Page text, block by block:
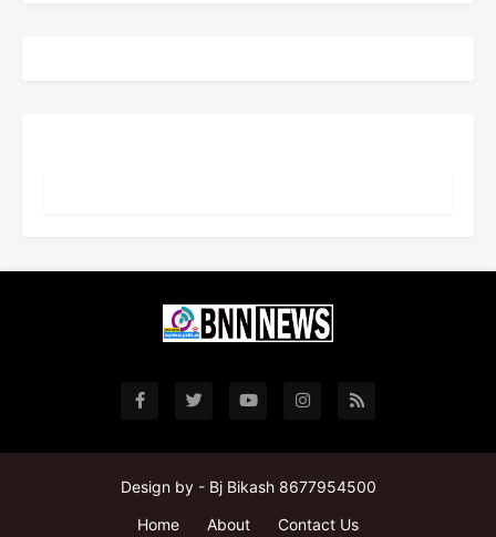
Design by - Bj Bikash 8677954500
Home
About Contact Us